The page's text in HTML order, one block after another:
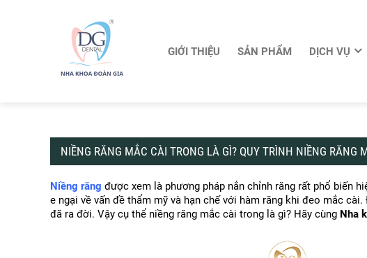
GIỚI THIỆU SẢN PHẨM DỊCH VỤ
NIỀNG RĂNG MẮC CÀI TRONG LÀ GÌ? QUY TRÌNH NIỀNG RĂNG
Niềng răng được xem là phương pháp nắn chỉnh răng rất phổ biến
e ngại về vấn đề thẩm mỹ và hạn chế với hàm răng khi đeo mắc
đã ra đời. Vậy cụ thể niềng răng mắc cài trong là gì? Hãy cùng Nha